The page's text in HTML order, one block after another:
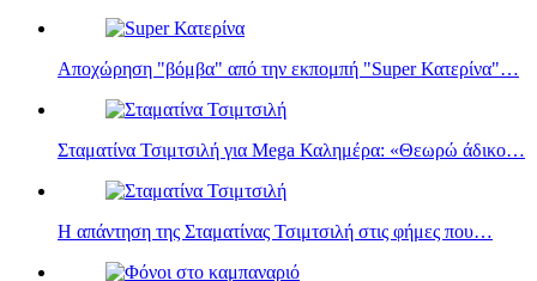
Αποχώρηση "βόμβα" από την εκπομπή "Super Κατερίνα"…
Σταματίνα Τσιμτσιλή για Mega Καλημέρα: «Θεωρώ άδικο…
Η απάντηση της Σταματίνας Τσιμτσιλή στις φήμες που…